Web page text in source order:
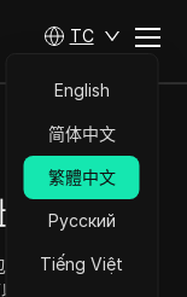
TC
English
简体中文
繁體中文
Русский
Tiếng Việt
表/範圍
完整的北馬其頓IP
獲取並複製每個地